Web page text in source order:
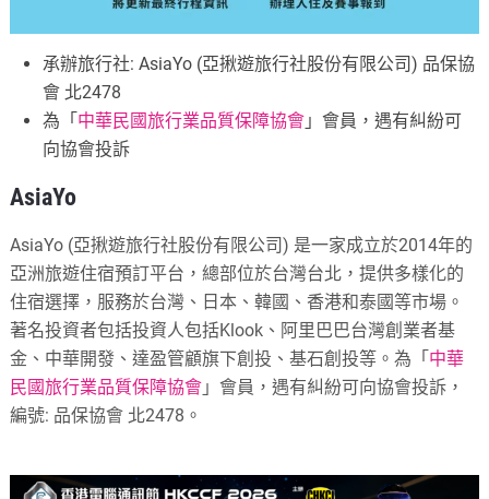
承辦旅行社: AsiaYo (亞揪遊旅行社股份有限公司) 品保協
會 北2478
為「 中華民國旅行業品質保障協會 」會員，遇有糾紛可
向協會投訴
AsiaYo
AsiaYo (亞揪遊旅行社股份有限公司) 是一家成立於2014年的
亞洲旅遊住宿預訂平台，總部位於台灣台北，提供多樣化的
住宿選擇，服務於台灣、日本、韓國、香港和泰國等市場。
著名投資者包括投資人包括Klook、阿里巴巴台灣創業者基
金、中華開發、達盈管顧旗下創投、基石創投等。為「 中華
民國旅行業品質保障協會 」會員，遇有糾紛可向協會投訴，
編號: 品保協會 北2478。